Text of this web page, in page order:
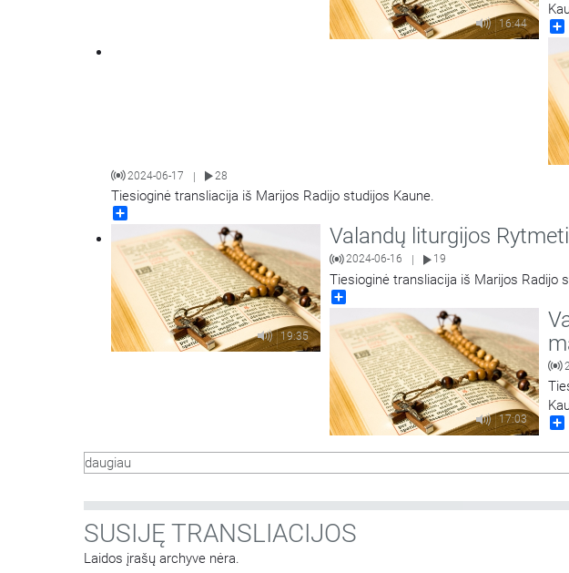
16:44
2024-06-17 | 28
Tiesioginė transliacija iš Marijos Radijo studijos Kaune.
19:35
Valandų liturgijos
2024-06-16 19
Tiesioginė transliacija iš Marijos Radijo
17:03
daugiau
SUSIJĘ TRANSLIACIJOS
Laidos įrašų archyve nėra.